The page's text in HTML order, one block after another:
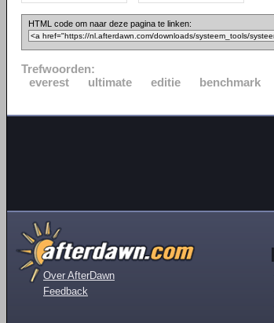
HTML code om naar deze pagina te linken:
Trefwoorden:
everest
ultimate editie benchmark
Over AfterDawn
Feedback